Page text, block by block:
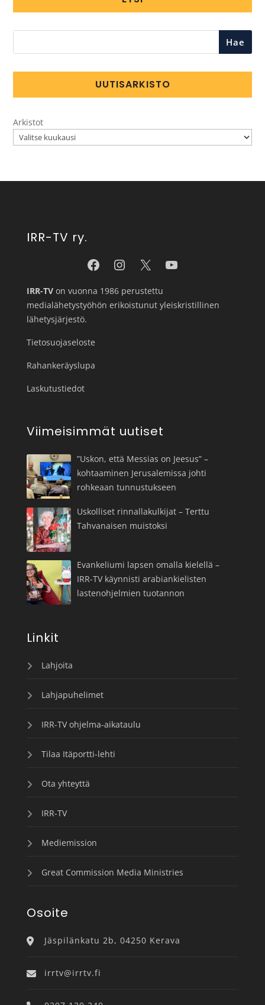
Hae
UUTISARKISTO
Arkistot
IRR-TV ry.
IRR-TVon vuonna 1986 perustettu
medialähetystyöhön erikoistunut yleiskristillinen
lähetysjärjestö.
Tietosuojaseloste
Rahankeräyslupa
Laskutustiedot
Viimeisimmät uutiset
”Uskon, että Messias on Jeesus” –
kohtaaminen Jerusalemissa johti
rohkeaan tunnustukseen
Uskolliset rinnallakulkijat – Terttu
Tahvanaisen muistoksi
Evankeliumi lapsen omalla kielellä –
IRR-TV käynnisti arabiankielisten
lastenohjelmien tuotannon
Linkit
Lahjoita
Lahjapuhelimet
IRR-TV ohjelma-aikataulu
Tilaa Itäportti-lehti
Ota yhteyttä
IRR-TV
Mediemission
Great Commission Media Ministries
Osoite
Jäspilänkatu 2b, 04250 Kerava
irrtv@irrtv.fi